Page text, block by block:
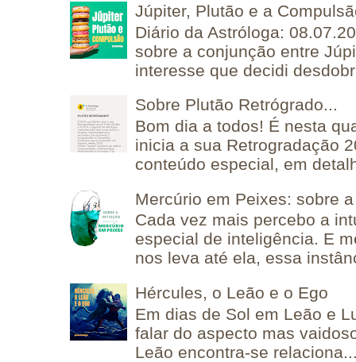
Júpiter, Plutão e a
Diário da Astróloga:
sobre a conjunção entre
interesse que decidi
Sobre Plutão Retrógrado...
Bom dia a todos! É nesta
inicia a sua Retrogradação
conteúdo especial, em
Mercúrio em Peixes: sobre
Cada vez mais percebo a
especial de inteligência. E
nos leva até ela, essa
Hércules, o Leão e o Ego
Em dias de Sol em Leão e
falar do aspecto mas
Leão encontra-se